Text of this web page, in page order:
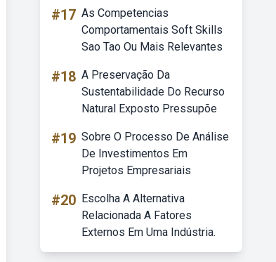
#17 As Competencias
Comportamentais Soft Skills
Sao Tao Ou Mais Relevantes
#18 A Preservação Da
Sustentabilidade Do Recurso
Natural Exposto Pressupõe
#19 Sobre O Processo De Análise
De Investimentos Em
Projetos Empresariais
#20 Escolha A Alternativa
Relacionada A Fatores
Externos Em Uma Indústria.